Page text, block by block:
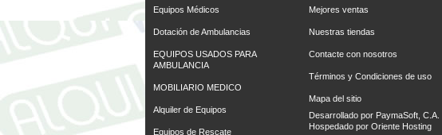
Equipos Médicos
Dotación de Ambulancias
EQUIPOS USADOS PARA
AMBULANCIA
MOBILIARIO MEDICO
Alquiler de Equipos
Equipos de Rescate
Mejores ventas
Nuestras tiendas
Contacte con nosotros
Términos y Condiciones de uso
Mapa del sitio
Desarrollado por PaymaSoft, C.A.
Hospedado por Oriente Hosting